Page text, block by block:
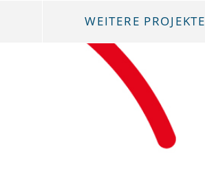
WEITERE PROJEKTE